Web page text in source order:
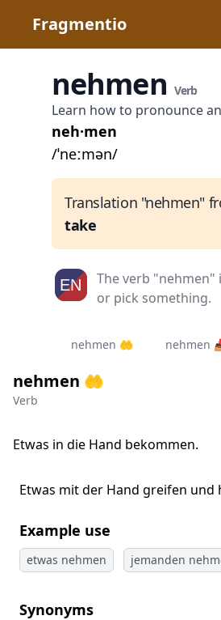
Fragmentio
nehmen Verb
Learn how to pronounce
neh·men
/ˈneːmən/
Translation "nehmen"
take
The verb
or pick something.
nehmen 🤲 nehmen
nehmen 🤲
Verb
Etwas in die Hand bekommen.
Etwas mit der Hand greifen und
Example use
etwas nehmen jemanden
Synonyms